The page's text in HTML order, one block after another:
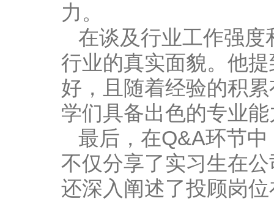
力。
在谈及行业工作强
行业的真实面貌。他
好，且随着经验的积
学们具备出色的专业
最后，在Q&A环节中
不仅分享了实习生在
还深入阐述了投顾岗